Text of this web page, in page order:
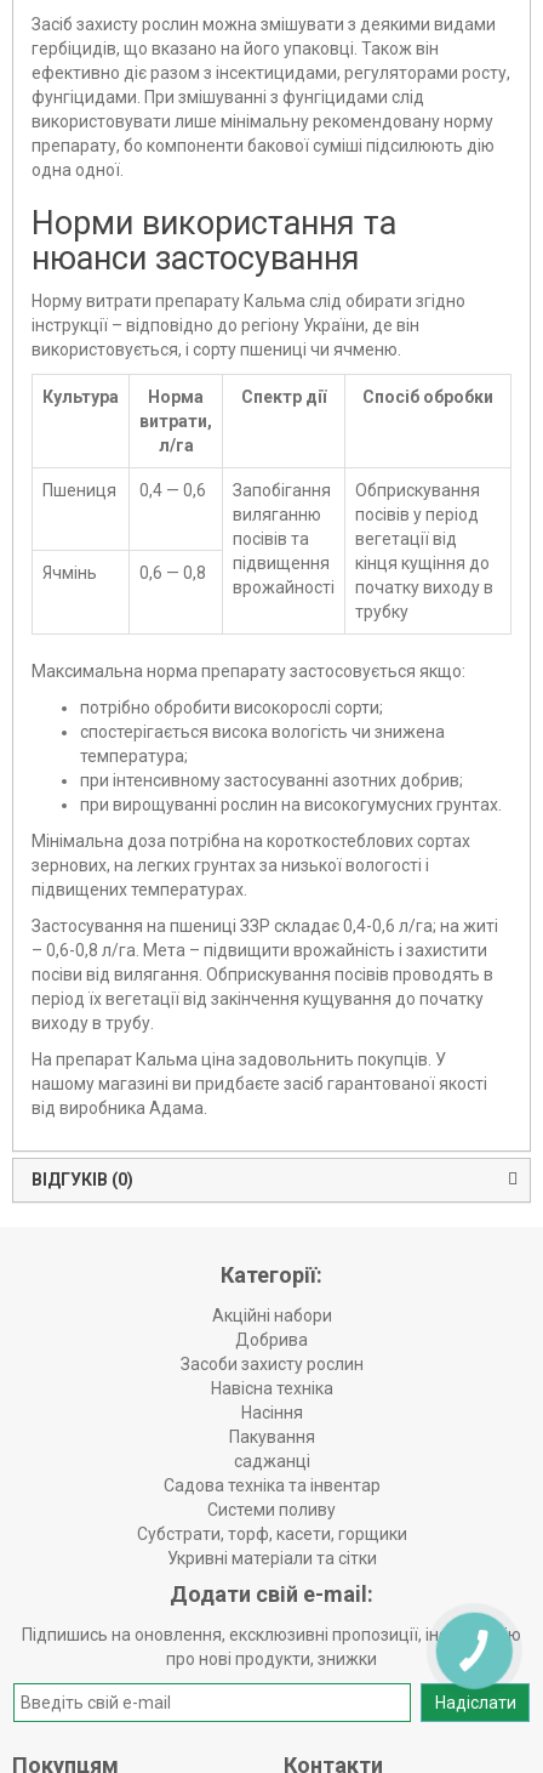
Засіб захисту рослин можна змішувати з деякими видами
гербіцидів, що вказано на його упаковці. Також він
ефективно діє разом з інсектицидами, регуляторами росту,
фунгіцидами. При змішуванні з фунгіцидами слід
використовувати лише мінімальну рекомендовану норму
препарату, бо компоненти бакової суміші підсилюють дію
одна одної.
Норми використання та
нюанси застосування
Норму витрати препарату Кальма слід обирати згідно
інструкції – відповідно до регіону України, де він
використовується, і сорту пшениці чи ячменю.
Культура
Норма
витрати,
л/га
Спектр дії Спосіб обробки
Пшениця 0,4 — 0,6
Запобігання
виляганню
посівів та
підвищення
врожайності
Обприскування
посівів у період
вегетації від
кінця кущіння до
початку виходу в
трубку
Ячмінь 0,6 — 0,8
Максимальна норма препарату застосовується якщо:
потрібно обробити високорослі сорти;
спостерігається висока вологість чи знижена
температура;
при інтенсивному застосуванні азотних добрив;
при вирощуванні рослин на високогумусних грунтах.
Мінімальна доза потрібна на короткостеблових сортах
зернових, на легких грунтах за низької вологості і
підвищених температурах.
Застосування на пшениці ЗЗР складає 0,4-0,6 л/га; на житі
– 0,6-0,8 л/га. Мета – підвищити врожайність і захистити
посіви від вилягання. Обприскування посівів проводять в
період їх вегетації від закінчення кущування до початку
виходу в трубу.
На препарат Кальма ціна задовольнить покупців. У
нашому магазині ви придбаєте засіб гарантованої якості
від виробника Адама.
ВІДГУКІВ (0)
Категорії:
Акційні набори
Добрива
Засоби захисту рослин
Навісна техніка
Насіння
Пакування
саджанці
Садова техніка та інвентар
Системи поливу
Субстрати, торф, касети, горщики
Укривні матеріали та сітки
Додати свій e-mail:
Підпишись на оновлення, ексклюзивні пропозиції, інформацію
про нові продукти, знижки
Надіслати
Покупцям Контакти